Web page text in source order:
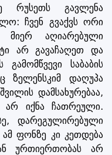
რუსეთს გავლენა
ჩვენ გვაქვს ორი
მიერ აღიარებული
არ გავაჩაღეთ და
საბაბის
დაღუპა
დამსახურებაა,
არ იქნა ჩათრეული.
დარეგულირებული
ფონზე კი კეთდება
ურთიერთობას არ